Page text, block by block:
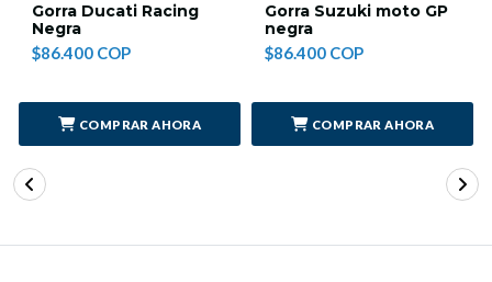
Gorra Ducati Racing
Negra
$86.400 COP
COMPRAR AHORA
Gorra Suzuki moto GP
negra
$86.400 COP
COMPRAR AHORA